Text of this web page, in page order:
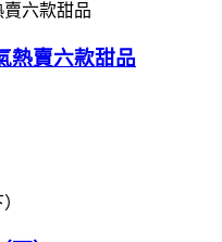
熱賣六款甜品